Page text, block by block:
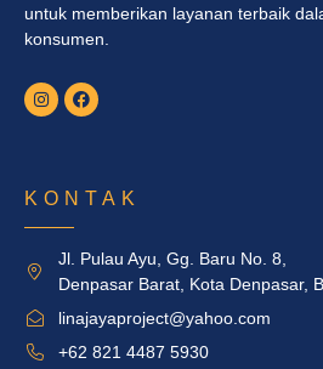
untuk memberikan layanan terbaik
konsumen.
KONTAK
Jl. Pulau Ayu, Gg. Baru No. 8,
Denpasar Barat, Kota Denpasar,
linajayaproject@yahoo.com
+62 821 4487 5930